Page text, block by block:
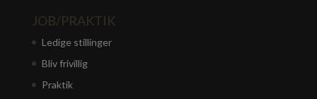
JOB/PRAKTIK
Ledige stillinger
Bliv frivillig
Praktik